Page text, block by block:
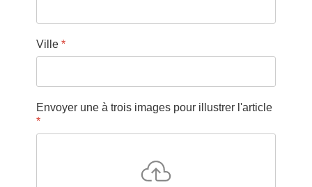
Ville *
Envoyer une à trois images pour illustrer l'article
*